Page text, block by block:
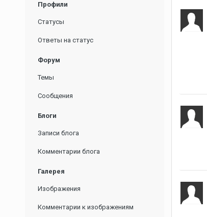
Профили
Статусы
Ответы на статус
Форум
Темы
Сообщения
Блоги
Записи блога
Комментарии блога
Галерея
Изображения
Комментарии к изображениям